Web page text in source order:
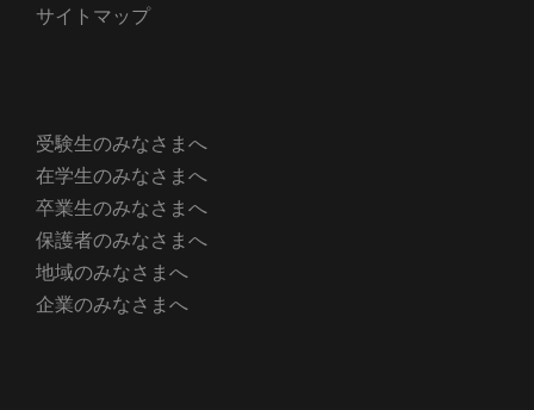
サイトマップ
受験生のみなさまへ
在学生のみなさまへ
卒業生のみなさまへ
保護者のみなさまへ
地域のみなさまへ
企業のみなさまへ